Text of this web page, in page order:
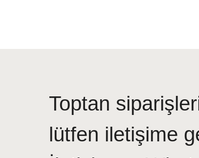
Toptan
lütfen iletişime